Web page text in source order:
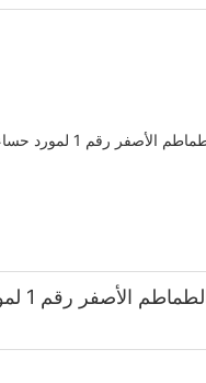
الأصفر رقم 1 لمورد حساء البخار